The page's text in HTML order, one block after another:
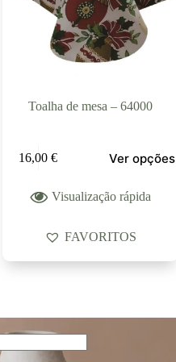
Toalha de mesa – 64000
16,00€ Ver opções
Visualização rápida
FAVORITOS